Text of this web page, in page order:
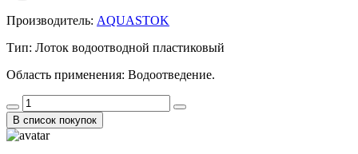
Производитель: AQUASTOK
Тип: Лоток водоотводной пластиковый
Область применения: Водоотведение.
В список покупок